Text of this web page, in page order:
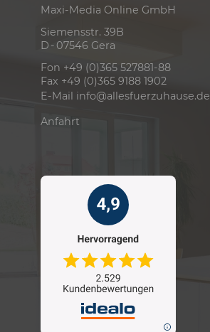
Maxi-Media Online GmbH
Siemensstr. 39B
D - 07546 Gera
Fon +49 (0)365 527881-88
Fax +49 (0)365 9188 1902
E-Mail info@allesfuerzuhause.de
Anfahrt